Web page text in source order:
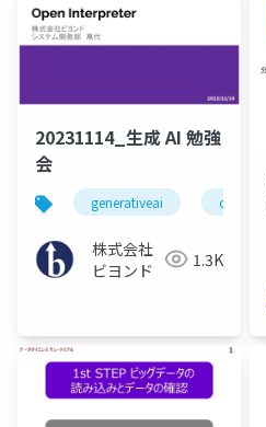
20231114_生成 AI 勉強
会
generativeai
株式会社
ビヨンド
1.3K